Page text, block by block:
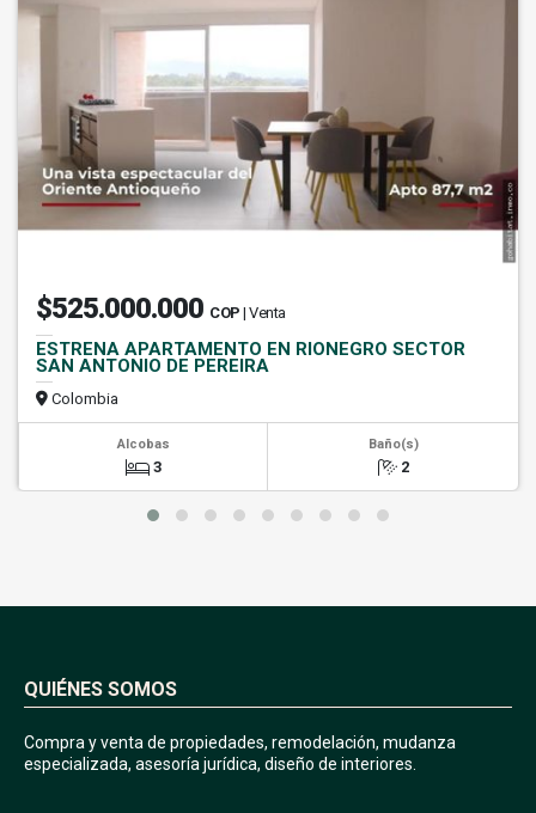
$525.000.000 COP | Venta
ESTRENA APARTAMENTO EN RIONEGRO SECTOR
SAN ANTONIO DE PEREIRA
Colombia
Alcobas
3
Baño(s)
2
QUIÉNES SOMOS
Compra y venta de propiedades, remodelación, mudanza
especializada, asesoría jurídica, diseño de interiores.